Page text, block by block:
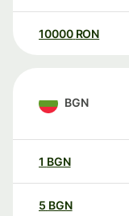
10000 RON
BGN
1 BGN
5 BGN